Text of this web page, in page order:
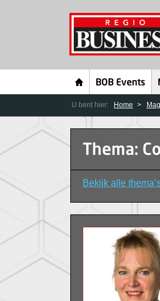
BOB Events
U bent hier: Home
Thema:
Bekijk alle